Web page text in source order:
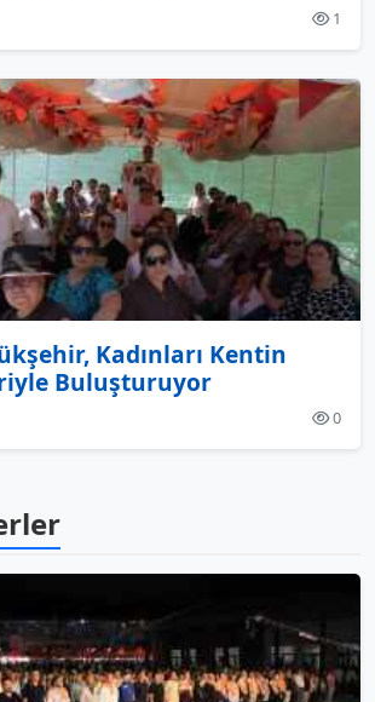
1
Kadınları Kentin
Buluşturuyor
0